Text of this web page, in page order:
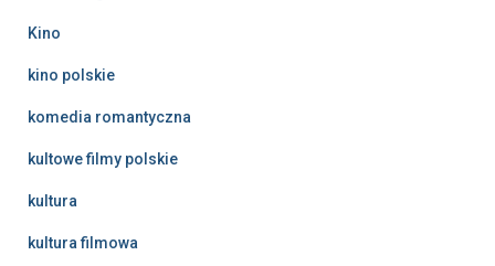
Kino
kino polskie
komedia romantyczna
kultowe filmy polskie
kultura
kultura filmowa